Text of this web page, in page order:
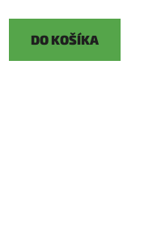
DO KOŠÍKA